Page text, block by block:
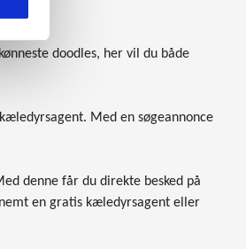
doodles, her vil du både
Med en søgeannonce
denne får du direkte besked på
en gratis kæledyrsagent eller